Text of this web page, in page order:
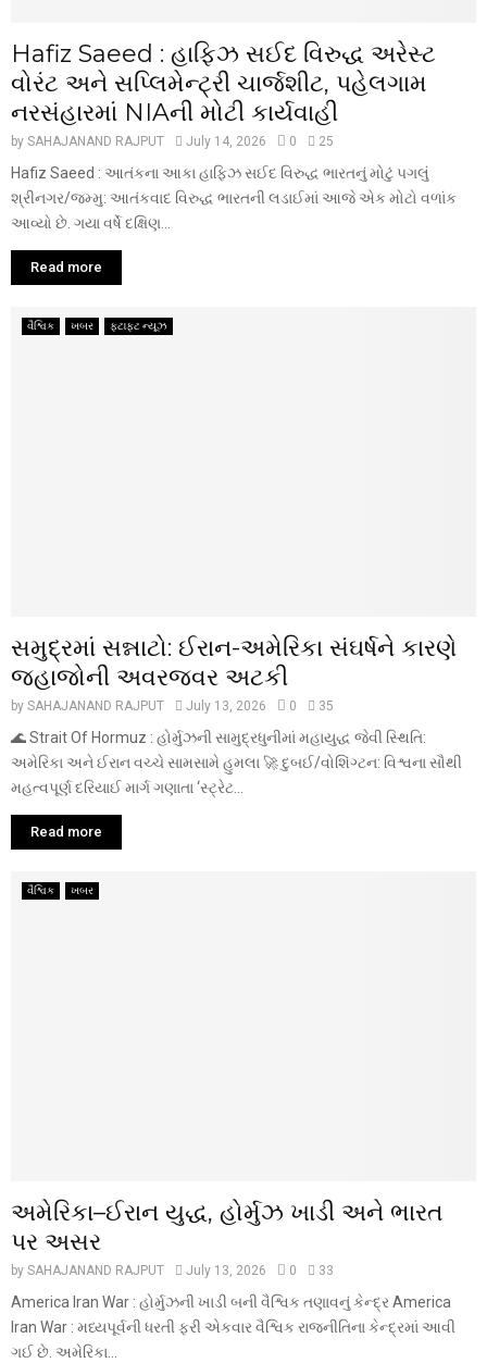
Hafiz Saeed : હાફિઝ સઈદ વિરુદ્ધ અરેસ્ટ
વોરંટ અને સપ્લિમેન્ટ્રી ચાર્જશીટ, પહેલગામ
નરસંહારમાં NIAની મોટી કાર્યવાહી
by SAHAJANAND RAJPUT July 14, 2026 0 25
Hafiz Saeed : આતંકના આકા હાફિઝ સઈદ વિરુદ્ધ ભારતનું મોટું પગલું
શ્રીનગર/જમ્મુ: આતંકવાદ વિરુદ્ધ ભારતની લડાઈમાં આજે એક મોટો વળાંક
આવ્યો છે. ગયા વર્ષે દક્ષિણ...
Read more
વૈશ્વિક ખબર ફટાફટ ન્યૂઝ
સમુદ્રમાં સન્નાટો: ઈરાન-અમેરિકા સંઘર્ષને કારણે
જહાજોની અવરજવર અટકી
by SAHAJANAND RAJPUT July 13, 2026 0 35
🌊 Strait Of Hormuz : હોર્મુઝની સામુદ્રધુનીમાં મહાયુદ્ધ જેવી સ્થિતિ:
અમેરિકા અને ઈરાન વચ્ચે સામસામે હુમલા 🚀 દુબઈ/વોશિંગ્ટન: વિશ્વના સૌથી
મહત્વપૂર્ણ દરિયાઈ માર્ગ ગણાતા ‘સ્ટ્રેટ...
Read more
વૈશ્વિક ખબર
અમેરિકા–ઈરાન યુદ્ધ, હોર્મુઝ ખાડી અને ભારત
પર અસર
by SAHAJANAND RAJPUT July 13, 2026 0 33
America Iran War : હોર્મુઝની ખાડી બની વૈશ્વિક તણાવનું કેન્દ્ર America
Iran War : મધ્યપૂર્વની ધરતી ફરી એકવાર વૈશ્વિક રાજનીતિના કેન્દ્રમાં આવી
ગઈ છે. અમેરિકા...